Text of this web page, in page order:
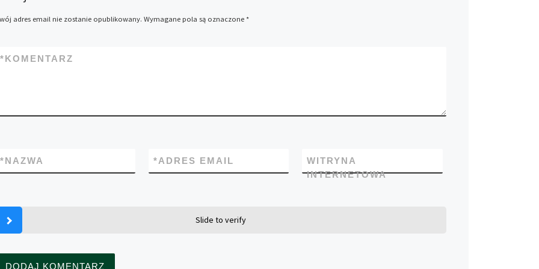
adres email nie zostanie opublikowany. Wymagane pola są oznaczone *
KOMENTARZ
*
NAZWA
* ADRES EMAIL
*
WITRYNA
INTERNETOWA
Slide to verify